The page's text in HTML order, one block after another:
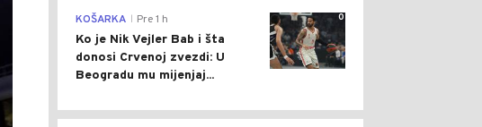
0
KOŠARKA Pre 1 h
Ko je Nik Vejler Bab i šta
donosi Crvenoj zvezdi: U
Beogradu mu mijenjaj...